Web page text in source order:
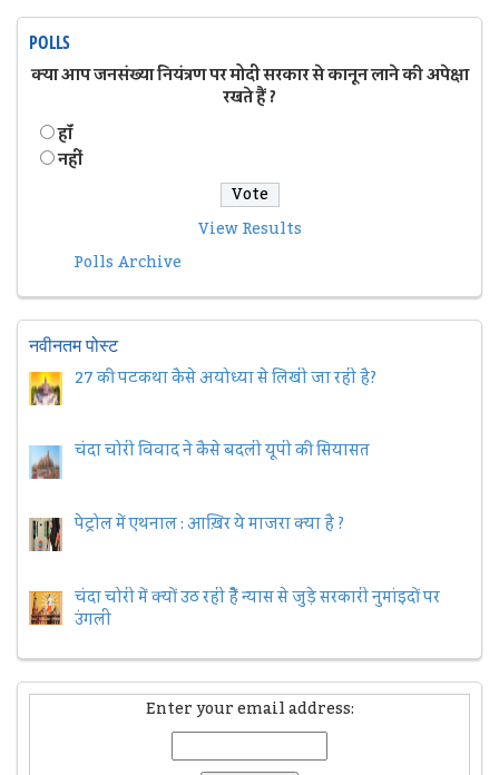
POLLS
क्या आप जनसंख्या नियंत्रण पर मोदी सरकार से कानून लाने की अपेक्षा
रखते हैं ?
हॉं
नहीं
View Results
Polls Archive
नवीनतम पोस्ट
27 की पटकथा कैसे अयोध्या से लिखी जा रही है?
चंदा चोरी विवाद ने कैसे बदली यूपी की सियासत
पेट्रोल में एथनाल : आख़िर ये माजरा क्या है ?
चंदा चोरी में क्यों उठ रही हैैं न्यास से जुड़े सरकारी नुमांइदों पर
उंगली
Enter your email address: